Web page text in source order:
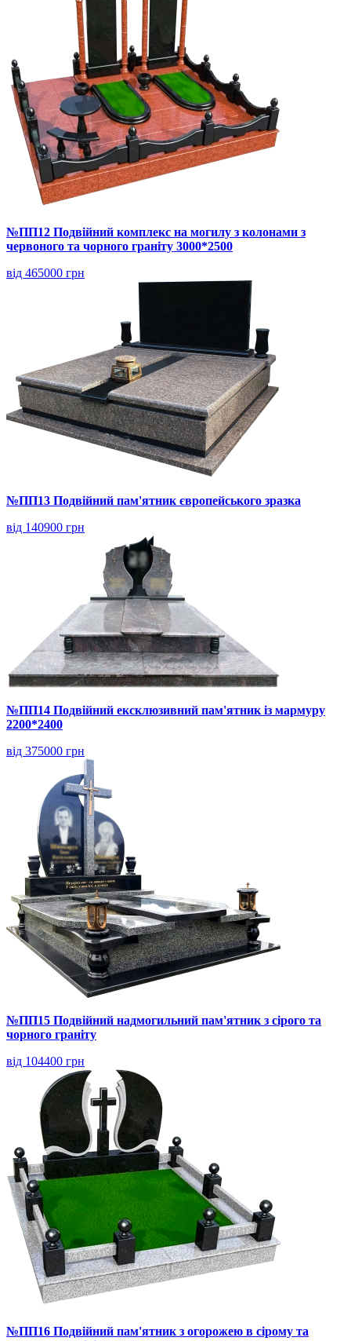
№ПП12 Подвійний комплекс на могилу з колонами з
червоного та чорного граніту 3000*2500
від 465000 грн
№ПП13 Подвійний пам'ятник європейського зразка
від 140900 грн
№ПП14 Подвійний ексклюзивний пам'ятник із мармуру
2200*2400
від 375000 грн
№ПП15 Подвійний надмогильний пам'ятник з сірого та
чорного граніту
від 104400 грн
№ПП16 Подвійний пам'ятник з огорожею в сірому та